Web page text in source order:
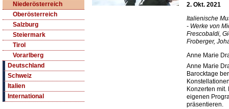
Niederösterreich
Oberösterreich
Salzburg
Steiermark
Tirol
Vorarlberg
Deutschland
Schweiz
Italien
International
2. Okt. 2021
Italienische
- Werke von
Frescobaldi,
Froberger,
Anne Marie
Anne Marie
Barocktage
Konzerten
eigenen
präsentieren.